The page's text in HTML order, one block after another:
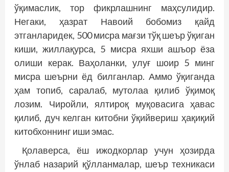
ўқимаслик, тор фикрлашнинг маҳсулидир.
Негаки, ҳазрат Навоий бобомиз қайд
этганларидек, 500 мисра мағзи тўқ шеър ўқиган
киши, жиллақурса, 5 мисра яхши ашъор ёза
олиши керак. Ваҳоланки, улуғ шоир 5 минг
мисра шеърни ёд билганлар. Аммо ўқиганда
ҳам топиб, саралаб, мутолаа қилиб ўқимоқ
лозим. Чиройли, ялтироқ муқовасига ҳавас
қилиб, дуч келган китобни ўқийвериш ҳақиқий
китобхоннинг иши эмас.
Қолаверса, ёш ижодкорлар учун ҳозирда
ўнлаб назарий қўлланмалар, шеър техникаси